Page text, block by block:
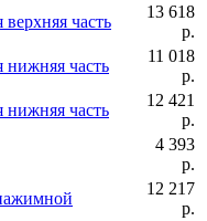
часть
13 618
р.
нижняя часть
11 018
р.
нижняя часть
12 421
р.
4 393
р.
12 217
р.